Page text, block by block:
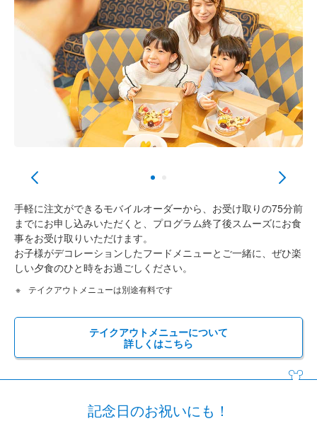
手軽に注文ができるモバイルオーダーから、お受け取りの75分前
までにお申し込みいただくと、プログラム終了後スムーズにお食
事をお受け取りいただけます。
お子様がデコレーションしたフードメニューとご一緒に、ぜひ楽
しい夕食のひと時をお過ごしください。
テイクアウトメニューは別途有料です
テイクアウトメニューについて
詳しくはこちら
記念日のお祝いにも！